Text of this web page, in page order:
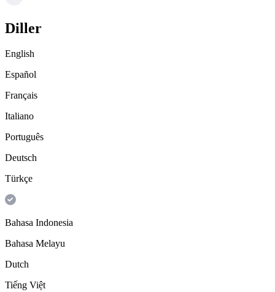
Diller
English
Español
Français
Italiano
Português
Deutsch
Türkçe
Bahasa Indonesia
Bahasa Melayu
Dutch
Tiếng Việt